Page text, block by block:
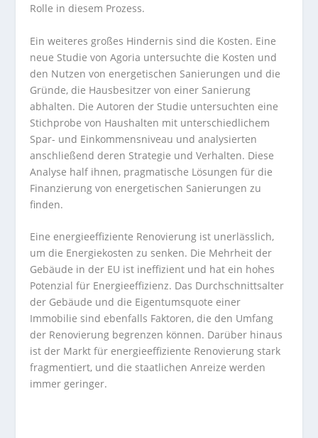
Rolle in diesem Prozess.
Ein weiteres großes Hindernis sind die Kosten. Eine
neue Studie von Agoria untersuchte die Kosten und
den Nutzen von energetischen Sanierungen und die
Gründe, die Hausbesitzer von einer Sanierung
abhalten. Die Autoren der Studie untersuchten eine
Stichprobe von Haushalten mit unterschiedlichem
Spar- und Einkommensniveau und analysierten
anschließend deren Strategie und Verhalten. Diese
Analyse half ihnen, pragmatische Lösungen für die
Finanzierung von energetischen Sanierungen zu
finden.
Eine energieeffiziente Renovierung ist unerlässlich,
um die Energiekosten zu senken. Die Mehrheit der
Gebäude in der EU ist ineffizient und hat ein hohes
Potenzial für Energieeffizienz. Das Durchschnittsalter
der Gebäude und die Eigentumsquote einer
Immobilie sind ebenfalls Faktoren, die den Umfang
der Renovierung begrenzen können. Darüber hinaus
ist der Markt für energieeffiziente Renovierung stark
fragmentiert, und die staatlichen Anreize werden
immer geringer.